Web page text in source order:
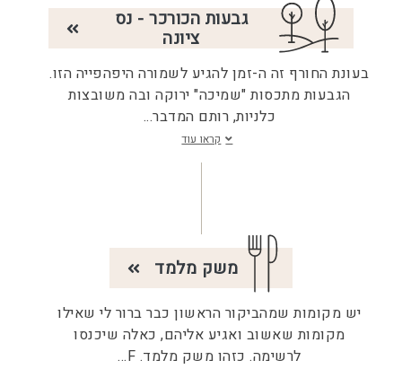
גבעות הכורכר - נס
ציונה
בעונת החורף זה ה-זמן להגיע לשמורה היפהפייה הזו.
הגבעות מתכסות "שמיכה" ירוקה ובה משובצות
כלניות, רותם המדבר...
קראו עוד
משק מלמד
יש מקומות שמהביקור הראשון כבר ברור לי שאילו
מקומות שאשוב ואגיע אליהם, כאלה שיכנסו
לרשימה. כזהו משק מלמד. F
...